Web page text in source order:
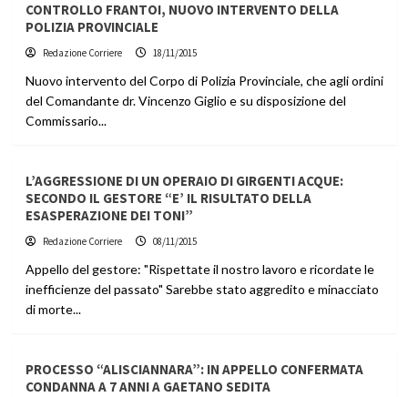
CONTROLLO FRANTOI, NUOVO INTERVENTO DELLA
POLIZIA PROVINCIALE
Redazione Corriere 18/11/2015
Nuovo intervento del Corpo di Polizia Provinciale, che agli ordini
del Comandante dr. Vincenzo Giglio e su disposizione del
Commissario...
L’AGGRESSIONE DI UN OPERAIO DI GIRGENTI ACQUE:
SECONDO IL GESTORE “E’ IL RISULTATO DELLA
ESASPERAZIONE DEI TONI”
Redazione Corriere 08/11/2015
Appello del gestore: "Rispettate il nostro lavoro e ricordate le
inefficienze del passato" Sarebbe stato aggredito e minacciato
di morte...
PROCESSO “ALISCIANNARA”: IN APPELLO CONFERMATA
CONDANNA A 7 ANNI A GAETANO SEDITA